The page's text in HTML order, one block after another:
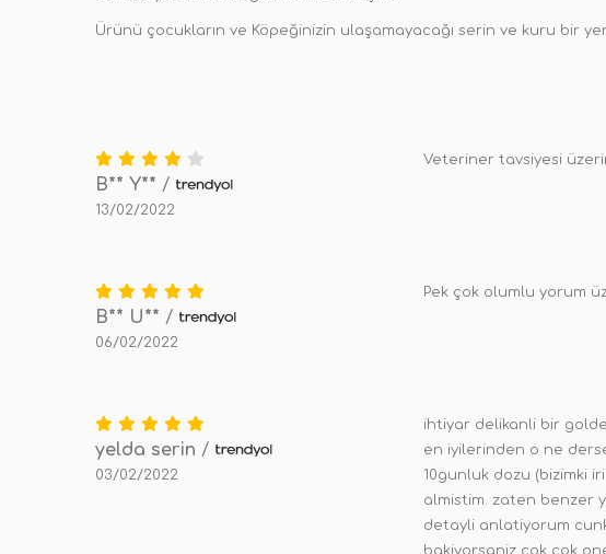
Ürünü çocukların ve Köpeğinizin ulaşamayacağı serin ve kuru bir
B** Y** /
13/02/2022
Veteriner tavsiyesi
B** U** /
06/02/2022
Pek çok olumlu yorum
yelda serin /
03/02/2022
ihtiyar delikanli bir
en iyilerinden o ne
10gunluk dozu (bizimki
almistim. zaten benzer
detayli anlatiyorum
bakiyorsaniz cok cok